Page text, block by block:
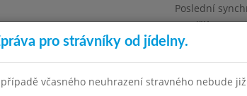
Poslední
Pondělí
Omezení
škola, Praha 4, Ohradní 49
pro strávníky od jídelny.
případě včasného neuhrazení stravného nebude